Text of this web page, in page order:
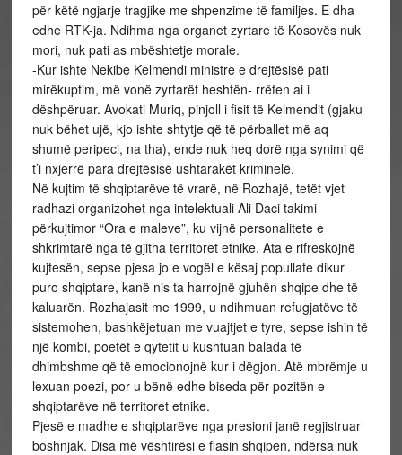
për këtë ngjarje tragjike me shpenzime të familjes. E dha
edhe RTK-ja. Ndihma nga organet zyrtare të Kosovës nuk
mori, nuk pati as mbështetje morale.
-Kur ishte Nekibe Kelmendi ministre e drejtësisë pati
mirëkuptim, më vonë zyrtarët heshtën- rrëfen ai i
dëshpëruar. Avokati Muriq, pinjoll i fisit të Kelmendit (gjaku
nuk bëhet ujë, kjo ishte shtytje që të përballet më aq
shumë peripeci, na tha), ende nuk heq dorë nga synimi që
t’i nxjerrë para drejtësisë ushtarakët kriminelë.
Në kujtim të shqiptarëve të vrarë, në Rozhajë, tetët vjet
radhazi organizohet nga intelektuali Ali Daci takimi
përkujtimor “Ora e maleve”, ku vijnë personalitete e
shkrimtarë nga të gjitha territoret etnike. Ata e rifreskojnë
kujtesën, sepse pjesa jo e vogël e kësaj popullate dikur
puro shqiptare, kanë nis ta harrojnë gjuhën shqipe dhe të
kaluarën. Rozhajasit me 1999, u ndihmuan refugjatëve të
sistemohen, bashkëjetuan me vuajtjet e tyre, sepse ishin të
një kombi, poetët e qytetit u kushtuan balada të
dhimbshme që të emocionojnë kur i dëgjon. Atë mbrëmje u
lexuan poezi, por u bënë edhe biseda për pozitën e
shqiptarëve në territoret etnike.
Pjesë e madhe e shqiptarëve nga presioni janë regjistruar
boshnjak. Disa më vështirësi e flasin shqipen, ndërsa nuk